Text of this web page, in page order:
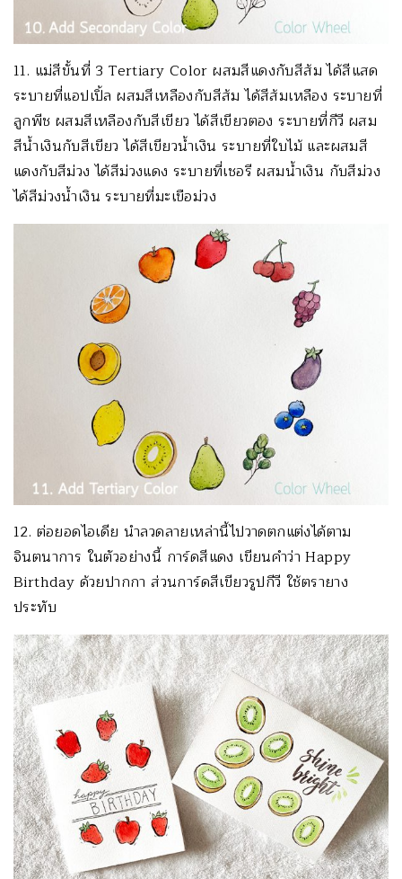
11. แม่สีขั้นที่ 3 Tertiary Color ผสมสีแดงกับสีส้ม ได้สีแสด
ระบายที่แอปเปิ้ล ผสมสีเหลืองกับสีส้ม ได้สีส้มเหลือง ระบายที่
ลูกพีช ผสมสีเหลืองกับสีเขียว ได้สีเขียวตอง ระบายที่กีวี ผสม
สีน้ำเงินกับสีเขียว ได้สีเขียวน้ำเงิน ระบายที่ใบไม้ และผสมสี
แดงกับสีม่วง ได้สีม่วงแดง ระบายที่เชอรี ผสมน้ำเงิน กับสีม่วง
ได้สีม่วงน้ำเงิน ระบายที่มะเขือม่วง
12. ต่อยอดไอเดีย นำลวดลายเหล่านี้ไปวาดตกแต่งได้ตาม
จินตนาการ ในตัวอย่างนี้ การ์ดสีแดง เขียนคำว่า Happy
Birthday ด้วยปากกา ส่วนการ์ดสีเขียวรูปกีวี ใช้ตรายาง
ประทับ